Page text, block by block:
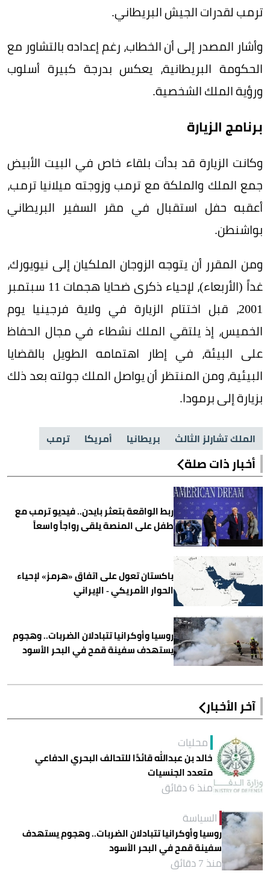
ترمب لقدرات الجيش البريطاني.
وأشار المصدر إلى أن الخطاب، رغم إعداده بالتشاور مع
الحكومة البريطانية، يعكس بدرجة كبيرة أسلوب
ورؤية الملك الشخصية.
برنامج الزيارة
وكانت الزيارة قد بدأت بلقاء خاص في البيت الأبيض
جمع الملك والملكة مع ترمب وزوجته ميلانيا ترمب،
أعقبه حفل استقبال في مقر السفير البريطاني
بواشنطن.
ومن المقرر أن يتوجه الزوجان الملكيان إلى نيويورك،
غداً (الأربعاء)، لإحياء ذكرى ضحايا هجمات 11 سبتمبر
2001، قبل اختتام الزيارة في ولاية فرجينيا يوم
الخميس، إذ يلتقي الملك نشطاء في مجال الحفاظ
على البيئة، في إطار اهتمامه الطويل بالقضايا
البيئية، ومن المنتظر أن يواصل الملك جولته بعد ذلك
بزيارة إلى برمودا.
الملك تشارلز الثالث بريطانيا أمريكا ترمب
أخبار ذات صلة
ربط الواقعة بتعثر بايدن.. فيديو ترمب مع
طفل على المنصة يلقى رواجاً واسعاً
باكستان تعول على اتفاق «هرمز» لإحياء
الحوار الأمريكي - الإيراني
روسيا وأوكرانيا تتبادلان الضربات.. وهجوم
يستهدف سفينة قمح في البحر الأسود
آخر الأخبار
محليات
خالد بن عبدالله قائدًا للتحالف البحري الدفاعي
متعدد الجنسيات
منذ 6 دقائق
السياسة
روسيا وأوكرانيا تتبادلان الضربات.. وهجوم يستهدف
سفينة قمح في البحر الأسود
منذ 7 دقائق